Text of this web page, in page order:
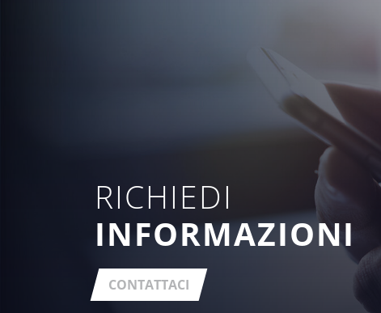
RICHIEDI
INFORMAZIONI
CONTATTACI